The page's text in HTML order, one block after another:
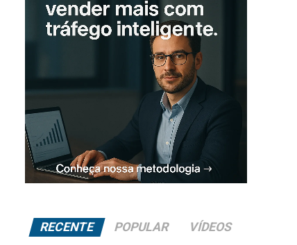
RECENTE POPULAR VÍDEOS